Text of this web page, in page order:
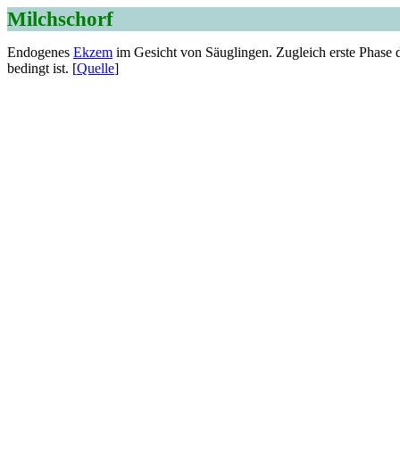
Milchschorf
Endogenes Ekzem im Gesicht von Säuglingen. Zugleich erste
bedingt ist. [Quelle]